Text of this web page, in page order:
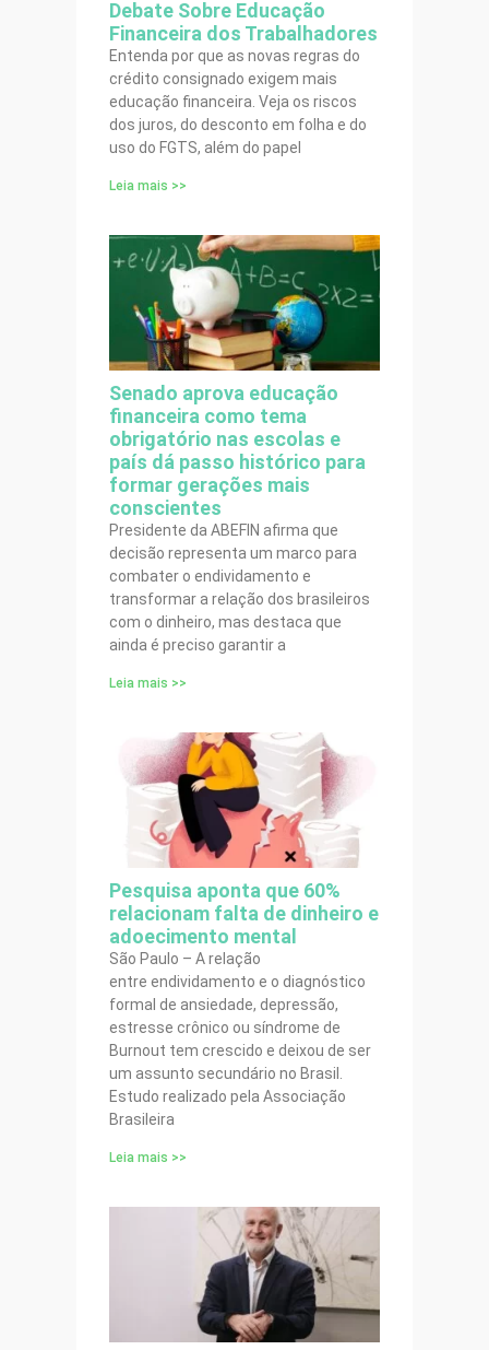
Debate Sobre Educação
Financeira dos Trabalhadores
Entenda por que as novas regras do
crédito consignado exigem mais
educação financeira. Veja os riscos
dos juros, do desconto em folha e do
uso do FGTS, além do papel
Leia mais >>
Senado aprova educação
financeira como tema
obrigatório nas escolas e
país dá passo histórico para
formar gerações mais
conscientes
Presidente da ABEFIN afirma que
decisão representa um marco para
combater o endividamento e
transformar a relação dos brasileiros
com o dinheiro, mas destaca que
ainda é preciso garantir a
Leia mais >>
Pesquisa aponta que 60%
relacionam falta de dinheiro e
adoecimento mental
São Paulo – A relação
entre endividamento e o diagnóstico
formal de ansiedade, depressão,
estresse crônico ou síndrome de
Burnout tem crescido e deixou de ser
um assunto secundário no Brasil.
Estudo realizado pela Associação
Brasileira
Leia mais >>